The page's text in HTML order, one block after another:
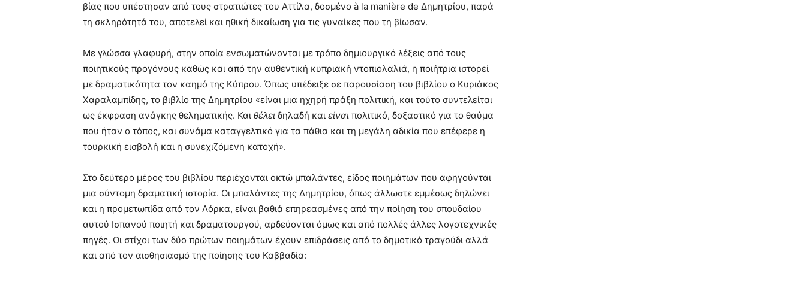
βίας που υπέστησαν από τους στρατιώτες του Αττίλα, δοσμένο à la manière de Δημητρίου, παρά
τη σκληρότητά του, αποτελεί και ηθική δικαίωση για τις γυναίκες που τη βίωσαν.
Με γλώσσα γλαφυρή, στην οποία ενσωματώνονται με τρόπο δημιουργικό λέξεις από τους
ποιητικούς προγόνους καθώς και από την αυθεντική κυπριακή ντοπιολαλιά, η ποιήτρια ιστορεί
με δραματικότητα τον καημό της Κύπρου. Όπως υπέδειξε σε παρουσίαση του βιβλίου ο Κυριάκος
Χαραλαμπίδης, το βιβλίο της Δημητρίου «είναι μια ηχηρή πράξη πολιτική, και τούτο συντελείται
ως έκφραση ανάγκης θεληματικής. Και θέλει δηλαδή και είναι πολιτικό, δοξαστικό για το θαύμα
που ήταν ο τόπος, και συνάμα καταγγελτικό για τα πάθια και τη μεγάλη αδικία που επέφερε η
τουρκική εισβολή και η συνεχιζόμενη κατοχή».
Στο δεύτερο μέρος του βιβλίου περιέχονται οκτώ μπαλάντες, είδος ποιημάτων που αφηγούνται
μια σύντομη δραματική ιστορία. Οι μπαλάντες της Δημητρίου, όπως άλλωστε εμμέσως δηλώνει
και η προμετωπίδα από τον Λόρκα, είναι βαθιά επηρεασμένες από την ποίηση του σπουδαίου
αυτού Ισπανού ποιητή και δραματουργού, αρδεύονται όμως και από πολλές άλλες λογοτεχνικές
πηγές. Οι στίχοι των δύο πρώτων ποιημάτων έχουν επιδράσεις από το δημοτικό τραγούδι αλλά
και από τον αισθησιασμό της ποίησης του Καββαδία: